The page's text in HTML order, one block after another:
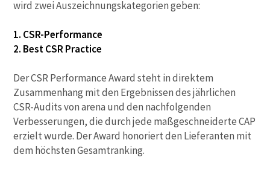
wird zwei Auszeichnungskategorien geben:
1. CSR-Performance
2. Best CSR Practice
Der CSR Performance Award steht in direktem
Zusammenhang mit den Ergebnissen des jährlichen
CSR-Audits von arena und den nachfolgenden
Verbesserungen, die durch jede maßgeschneiderte CAP
erzielt wurde. Der Award honoriert den Lieferanten mit
dem höchsten Gesamtranking.